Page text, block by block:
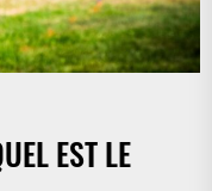
EST LE